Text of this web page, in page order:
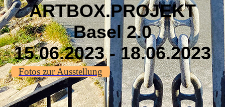
ARTBOX.PROJEKT
Basel 2.0
15.06.2023 - 18.06.2023
Fotos zur Ausstellung